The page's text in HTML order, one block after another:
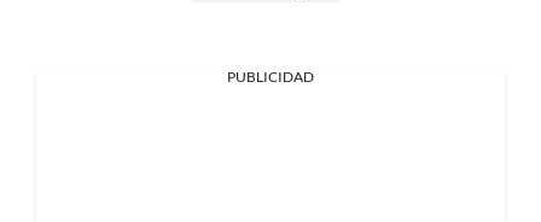
PUBLICIDAD